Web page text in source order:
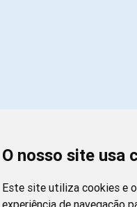
O nosso site usa
Este site utiliza cookies e
experiência de navegação
CEP: 70390-100